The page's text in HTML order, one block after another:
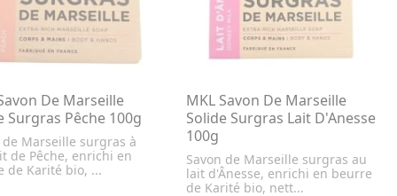
De Marseille
Surgras Pêche 100g
de Marseille surgras à
de Pêche, enrichi en
de Karité bio, ...
MKL Savon De Marseille
Solide Surgras Lait D'Anesse
100g
Savon de Marseille surgras au
lait d'Ânesse, enrichi en beurre
de Karité bio, nett...